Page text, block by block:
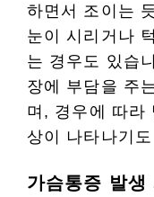
하면서 조이는
눈이 시리거나
는 경우도 있습
장에 부담을 주
며, 경우에 따라
상이 나타나기
가슴통증 발생